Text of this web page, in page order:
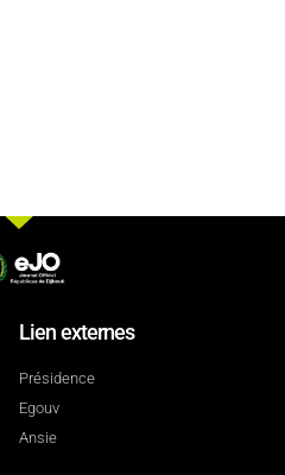
Lien externes
Présidence
Egouv
Ansie